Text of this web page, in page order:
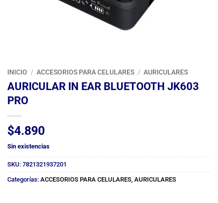
INICIO / ACCESORIOS PARA CELULARES / AURICULARES
AURICULAR IN EAR BLUETOOTH JK603
PRO
$4.890
Sin existencias
SKU: 7821321937201
Categorías: ACCESORIOS PARA CELULARES AURICULARES